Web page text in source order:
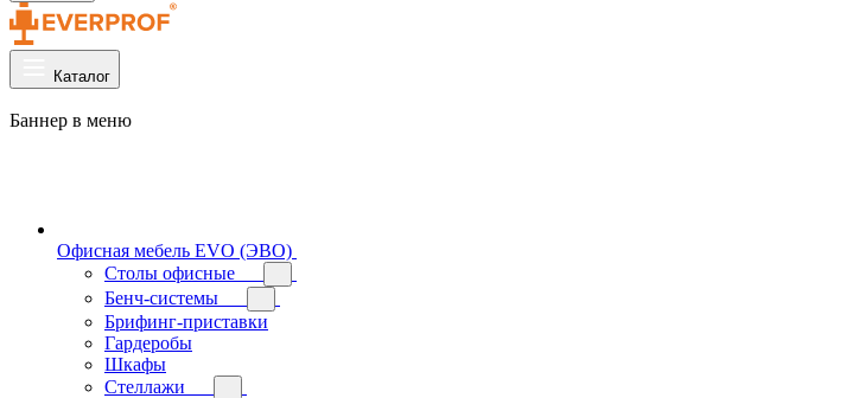
Каталог
Баннер в меню
Офисная мебель EVO (ЭВО)
Cтолы офисные
Бенч-системы
Брифинг-приставки
Гардеробы
Шкафы
Стеллажи